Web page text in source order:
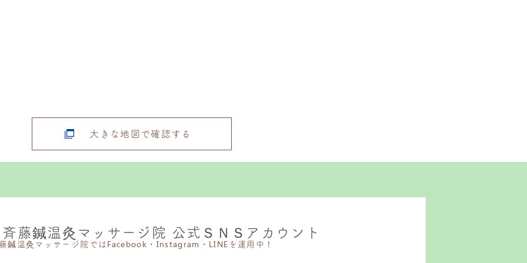
大きな地図で確認する
斉藤鍼温灸マッサージ院 公式ＳＮＳアカウント
鍼温灸マッサージ院ではFacebook・Instagram・LINEを運用中！